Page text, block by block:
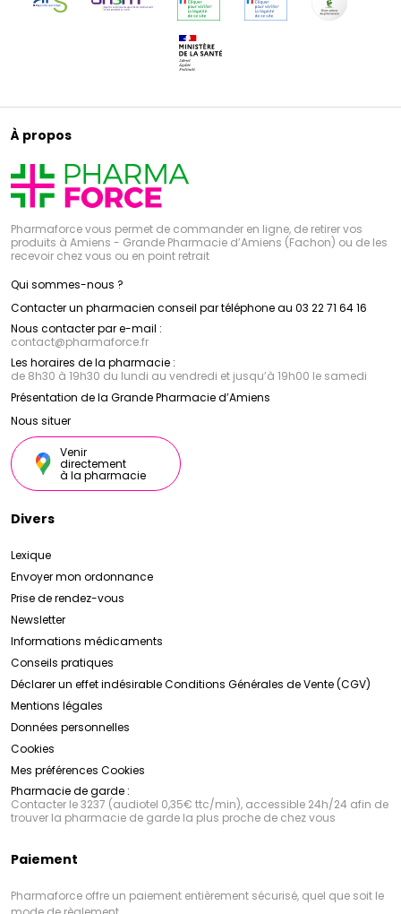
À propos
Pharmaforce vous permet de commander en ligne, de retirer vos
produits à Amiens - Grande Pharmacie d’Amiens (Fachon) ou de les
recevoir chez vous ou en point retrait
Qui sommes-nous ?
Contacter un pharmacien conseil par téléphone au 03 22 71 64 16
Nous contacter par e-mail :
contact@pharmaforce.fr
Les horaires de la pharmacie :
de 8h30 à 19h30 du lundi au vendredi et jusqu’à 19h00 le samedi
Présentation de la Grande Pharmacie d’Amiens
Nous situer
Venir
directement
à la pharmacie
Divers
Lexique
Envoyer mon ordonnance
Prise de rendez-vous
Newsletter
Informations médicaments
Conseils pratiques
Déclarer un effet indésirableConditions Générales de Vente (CGV)
Mentions légales
Données personnelles
Cookies
Mes préférences Cookies
Pharmacie de garde :
Contacter le 3237 (audiotel 0,35€ ttc/min), accessible 24h/24 afin de
trouver la pharmacie de garde la plus proche de chez vous
Paiement
Pharmaforce offre un paiement entièrement sécurisé, quel que soit le